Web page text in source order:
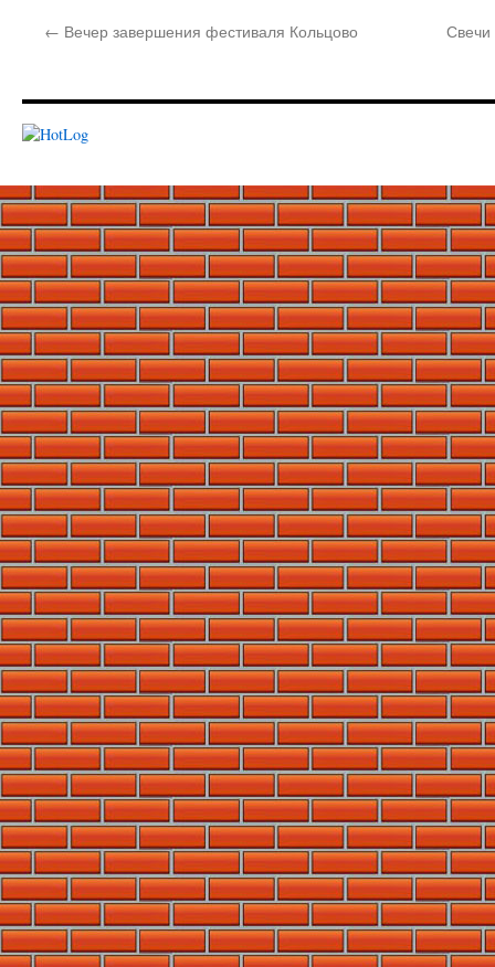
← Вечер завершения фестиваля Кольцово Свечи